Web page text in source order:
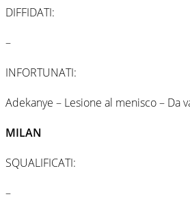
DIFFIDATI:
–
INFORTUNATI:
Adekanye – Lesione al menisco – Da
MILAN
SQUALIFICATI:
–